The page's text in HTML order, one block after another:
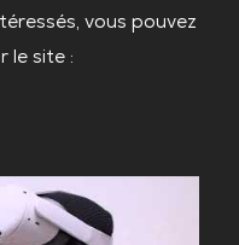
vous pouvez
le site :